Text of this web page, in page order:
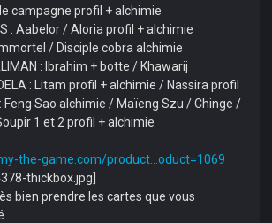
campagne profil + alchimie
: Aabelor / Aloria profil + alchimie
/ Disciple cobra alchimie
: Ibrahim + botte / Khawarij
: Litam profil + alchimie / Nassira profil
: Feng Sao alchimie / Maïeng Szu / Chinge /
1 et 2 profil + alchimie
the-game.com/product...oduct=1069
bien prendre les cartes que vous